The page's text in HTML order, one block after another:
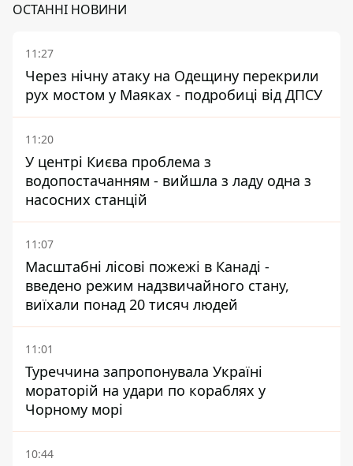
ОСТАННІ НОВИНИ
11:27
Через нічну атаку на Одещину перекрили
рух мостом у Маяках - подробиці від ДПСУ
11:20
У центрі Києва проблема з
водопостачанням - вийшла з ладу одна з
насосних станцій
11:07
Масштабні лісові пожежі в Канаді -
введено режим надзвичайного стану,
виїхали понад 20 тисяч людей
11:01
Туреччина запропонувала Україні
мораторій на удари по кораблях у
Чорному морі
10:44